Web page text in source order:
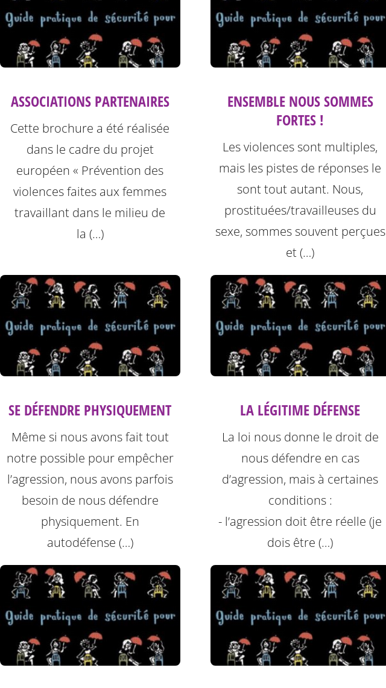
ASSOCIATIONS PARTENAIRES
Cette brochure a été réalisée
dans le cadre du projet
européen « Prévention des
violences faites aux femmes
travaillant dans le milieu de
la (…)
ENSEMBLE NOUS SOMMES
FORTES !
Les violences sont multiples,
mais les pistes de réponses le
sont tout autant. Nous,
prostituées/travailleuses du
sexe, sommes souvent perçues
et (…)
SE DÉFENDRE PHYSIQUEMENT
Même si nous avons fait tout
notre possible pour empêcher
l’agression, nous avons parfois
besoin de nous défendre
physiquement. En
autodéfense (…)
LA LÉGITIME DÉFENSE
La loi nous donne le droit de
nous défendre en cas
d’agression, mais à certaines
conditions :
- l’agression doit être réelle (je
dois être (…)